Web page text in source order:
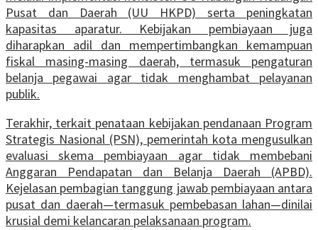
Pusat dan Daerah (UU HKPD) serta peningkatan
kapasitas aparatur. Kebijakan pembiayaan juga
diharapkan adil dan mempertimbangkan kemampuan
fiskal masing-masing daerah, termasuk pengaturan
belanja pegawai agar tidak menghambat pelayanan
publik.
Terakhir, terkait penataan kebijakan pendanaan Program
Strategis Nasional (PSN), pemerintah kota mengusulkan
evaluasi skema pembiayaan agar tidak membebani
Anggaran Pendapatan dan Belanja Daerah (APBD).
Kejelasan pembagian tanggung jawab pembiayaan antara
pusat dan daerah—termasuk pembebasan lahan—dinilai
krusial demi kelancaran pelaksanaan program.